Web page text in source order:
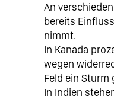
An
bereits
nimmt.
In Kanada
wegen
Feld ein
In Indien